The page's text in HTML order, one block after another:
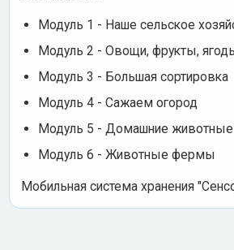
Модуль 1 - Наше сельское
Модуль 2 - Овощи, фрукты,
Модуль 3 - Большая сортировка
Модуль 4 - Сажаем огород
Модуль 5 - Домашние животные
Модуль 6 - Животные фермы
Мобильная система хранения